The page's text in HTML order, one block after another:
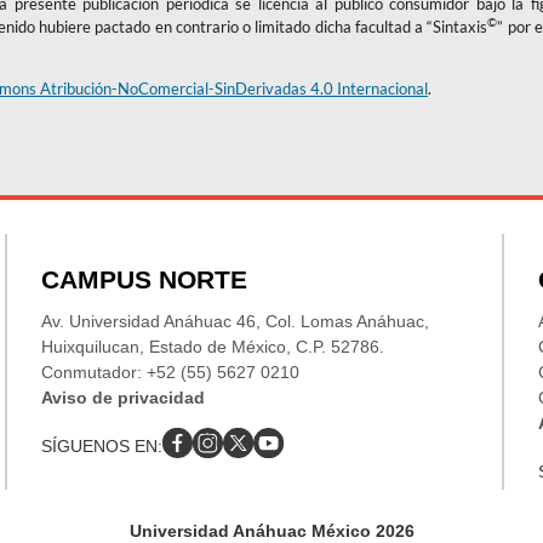
marches
en
127.
for photo
Social
hubiere pactado en contrario o limitado dicha facultad a “Sintaxis©” por
Atribución-NoComercial-SinDerivadas 4.0 Internacional.
CAMPUS NORTE
Av. Universidad Anáhuac 46, Col. Lomas Anáhuac,
Huixquilucan, Estado de México, C.P. 52786.
Conmutador: +52 (55) 5627 0210
Aviso de privacidad
SÍGUENOS EN:
Universidad Anáhuac México 2026